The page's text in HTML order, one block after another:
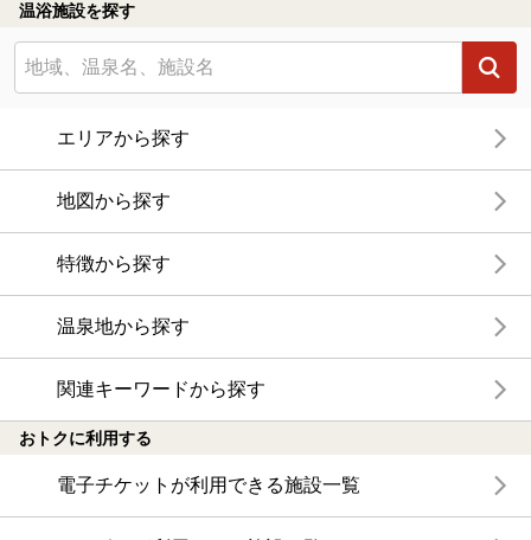
温浴施設を探す
エリアから探す
地図から探す
特徴から探す
温泉地から探す
関連キーワードから探す
おトクに利用する
電子チケットが利用できる施設一覧